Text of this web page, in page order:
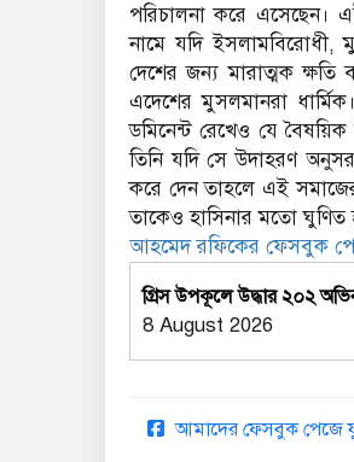
পরিচালনা করে এসেছেন।
নামে যদি ইসলামবিরোধী,
দেশের জন্য মারাত্মক
এদেশের মুসলমানরা
ডমিনেন্ট রেখেও যে
তিনি যদি সে উদাহরণ
করে দেন তাহলে এই
তাকেও হাসিনার মতো ঘুণিত
আহমেদ রফিকের ফেসবুক
গ্রিস উপকূলে উদ্ধার ২০২
8 August 2026
আমাদের ফেসবুক পেজে